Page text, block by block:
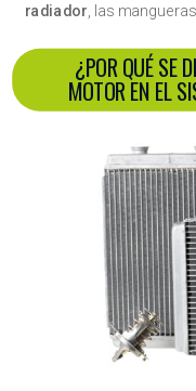
radiador, las
¿POR QUÉ SE
MOTOR EN EL